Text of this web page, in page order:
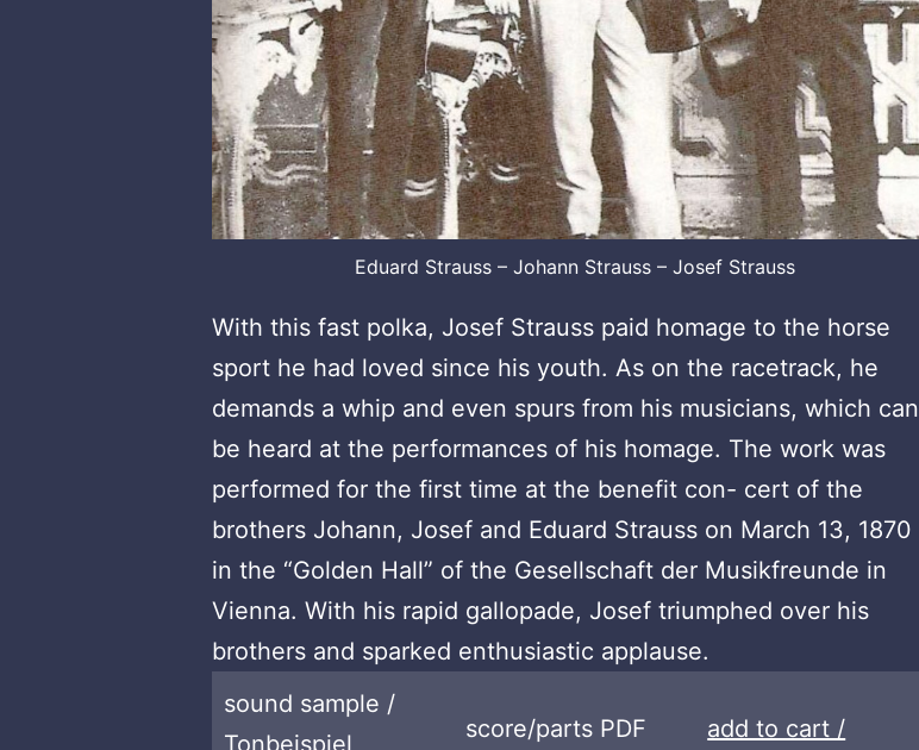
Eduard Strauss – Johann Strauss – Josef Strauss
With this fast polka, Josef Strauss paid homage to the horse
sport he had loved since his youth. As on the racetrack, he
demands a whip and even spurs from his musicians, which can
be heard at the performances of his homage. The work was
performed for the first time at the benefit con- cert of the
brothers Johann, Josef and Eduard Strauss on March 13, 1870
in the “Golden Hall” of the Gesellschaft der Musikfreunde in
Vienna. With his rapid gallopade, Josef triumphed over his
brothers and sparked enthusiastic applause.
sound sample /
Tonbeispiel
score/parts PDF
add to cart /